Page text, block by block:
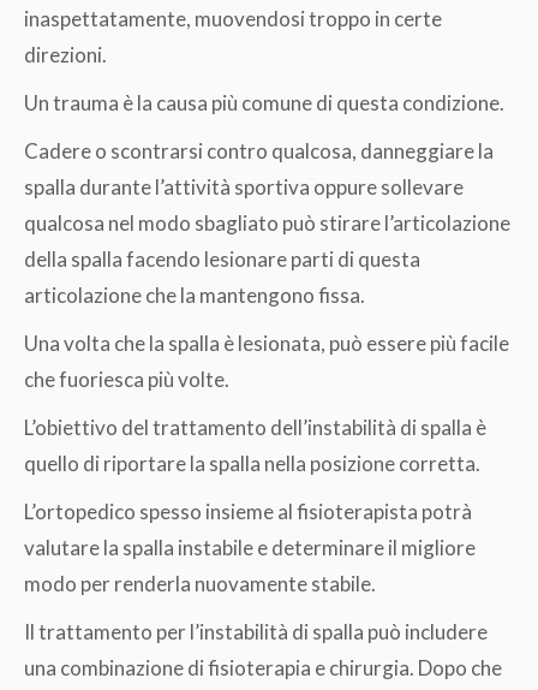
inaspettatamente, muovendosi troppo in certe
direzioni.
Un trauma è la causa più comune di questa condizione.
Cadere o scontrarsi contro qualcosa, danneggiare la
spalla durante l’attività sportiva oppure sollevare
qualcosa nel modo sbagliato può stirare l’articolazione
della spalla facendo lesionare parti di questa
articolazione che la mantengono fissa.
Una volta che la spalla è lesionata, può essere più facile
che fuoriesca più volte.
L’obiettivo del trattamento dell’instabilità di spalla è
quello di riportare la spalla nella posizione corretta.
L’ortopedico spesso insieme al fisioterapista potrà
valutare la spalla instabile e determinare il migliore
modo per renderla nuovamente stabile.
Il trattamento per l’instabilità di spalla può includere
una combinazione di fisioterapia e chirurgia. Dopo che